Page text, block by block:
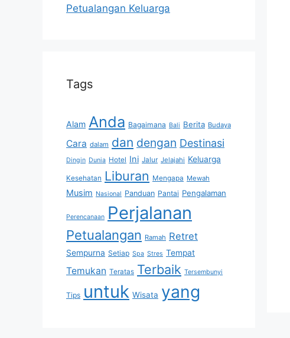
Petualangan Keluarga
Tags
Alam Anda Bagaimana Bali Berita Budaya
Cara dalam dan dengan Destinasi
Dingin Dunia Hotel Ini Jalur Jelajahi Keluarga
Kesehatan Liburan Mengapa Mewah
Musim Nasional Panduan Pantai Pengalaman
Perencanaan Perjalanan
Petualangan Ramah Retret
Sempurna Setiap Spa Stres Tempat
Temukan Teratas Terbaik Tersembunyi
Tips untuk Wisata yang